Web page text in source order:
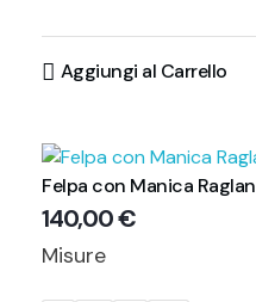
Aggiungi al Carrello
Felpa con Manica Raglan
140,00€
Misure